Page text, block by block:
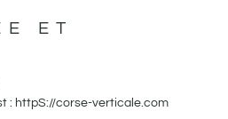
ET
: httpS://corse-verticale.com